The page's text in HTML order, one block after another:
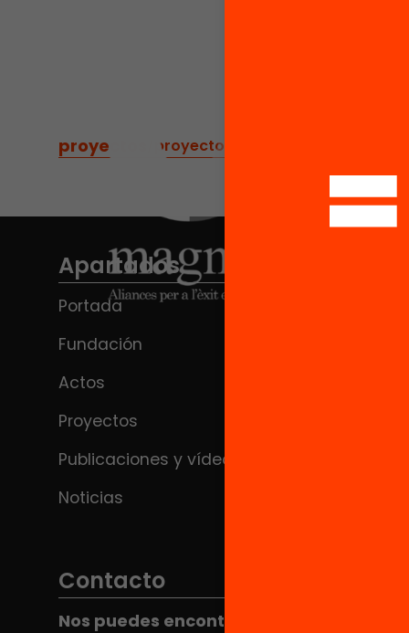
proyectos proyectos relacionados
Apartados
Portada
Fundación
Actos
Proyectos
Publicaciones y vídeos
Noticias
Contacto
Nos puedes encontrar en el HUB Social